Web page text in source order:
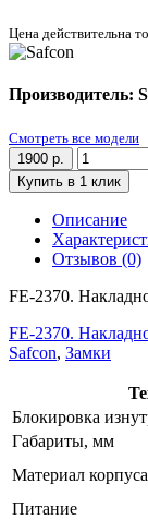
Цена действительна
Производитель:
Смотреть все модели
1900 р.
Купить в 1 клик
Описание
Отзывов (0)
FE-2370.
FE-2370.
Safcon, Замки
Блокировка
Габариты, мм
Материал
Питание